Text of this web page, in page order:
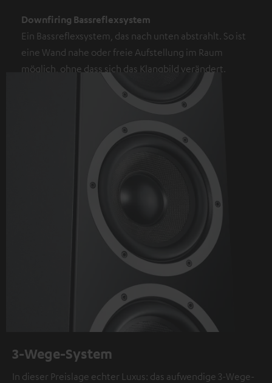
Downfiring Bassreflexsystem
Ein Bassreflexsystem, das nach unten abstrahlt. So ist
eine Wand nahe oder freie Aufstellung im Raum
möglich, ohne dass sich das Klangbild verändert.
3-Wege-System
In dieser Preislage echter Luxus: das aufwendige 3-Wege-